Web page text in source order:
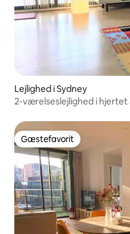
Lejlighed i Sydney
2-værelseslejlighed i hjertet
Gæstefavorit
Gæstefavorit